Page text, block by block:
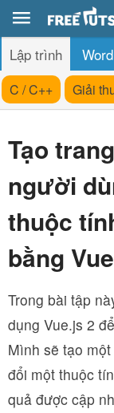
Lập trình
C / C++ Giải
Tạo
người
thuộc
bằng
Trong bài tập
dụng Vue.js 2
Mình sẽ tạo
đổi một thuộc
quả được cập